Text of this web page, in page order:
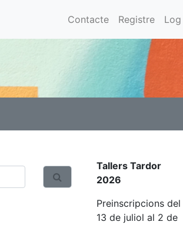
Contacte Registre Log
Tallers Tardor
2026
Preinscripcions del
13 de juliol al 2 de